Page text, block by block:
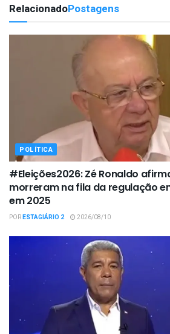
RelacionadoPostagens
POLÍTICA
#Eleições2026: Zé Ronaldo
morreram na fila da regulação
em 2025
PORESTAGIÁRIO 2 2026/08/10